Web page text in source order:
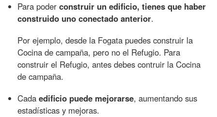
Para poderconstruir un edificio, tienes que haber
construido uno conectado anterior.
Por ejemplo, desde la Fogata puedes construir la
Cocina de campaña, pero no el Refugio. Para
construir el Refugio, antes debes contruir la Cocina
de campaña.
Cadaedificio puede mejorarse, aumentando sus
estadísticas y mejoras.